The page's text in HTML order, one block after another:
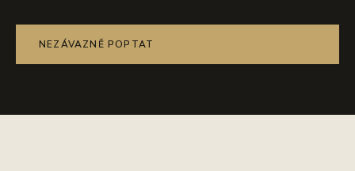
NEZÁVAZNĚ POPTAT